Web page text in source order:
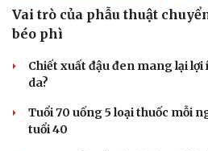
Vai trò của phẫu thuật
béo phì
Chiết xuất đậu đen mang lại lợi
da?
Tuổi 70 uống 5 loại thuốc mỗi
tuổi 40